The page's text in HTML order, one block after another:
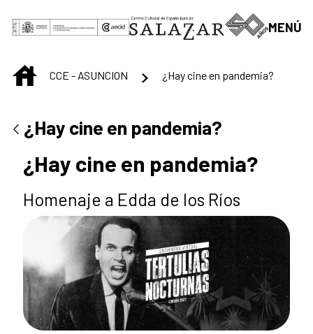
Saltar al contenido principal
MENÚ
INICIOCCE - ASUNCION ¿Hay cine en pandemia?
¿Hay cine en pandemia?
¿Hay cine en pandemia?
Homenaje a Edda de los Ríos